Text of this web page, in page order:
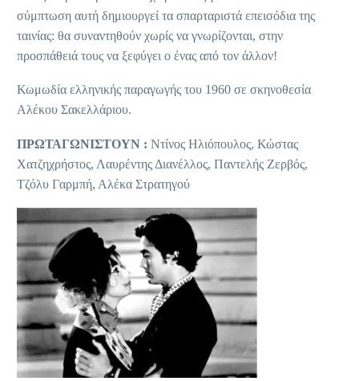
σύμπτωση αυτή δημιουργεί τα σπαρταριστά επεισόδια της
ταινίας: θα συναντηθούν χωρίς να γνωρίζονται, στην
προσπάθειά τους να ξεφύγει ο ένας από τον άλλον!
Κωμωδία ελληνικής παραγωγής του 1960 σε σκηνοθεσία
Αλέκου Σακελλάριου.
ΠΡΩΤΑΓΩΝΙΣΤΟΥΝ : Ντίνος Ηλιόπουλος, Κώστας
Χατζηχρήστος, Λαυρέντης Διανέλλος, Παντελής Ζερβός,
Τζόλυ Γαρμπή, Αλέκα Στρατηγού